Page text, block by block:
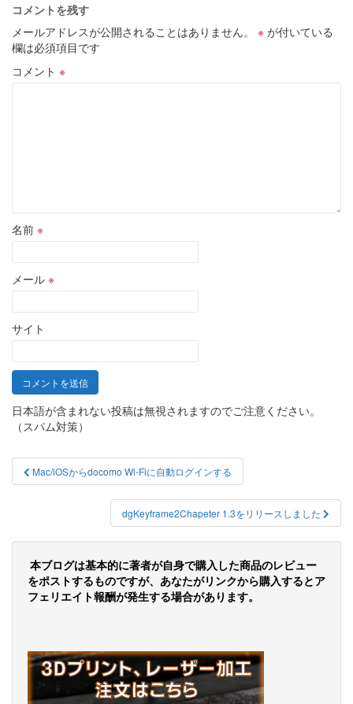
コメントを残す
メールアドレスが公開されることはありません。
※ が付いている
欄は必須項目です
コメント ※
名前 ※
メール ※
サイト
日本語が含まれない投稿は無視されますのでご注意ください。
（スパム対策）
投
稿
ビ
ゲ
ー
ョ
ン
Mac/iOSからdocomo Wi-Fiに自動ログインする
dgKeyframe2Chapeter 1.3をリリースしました
本ブログは基本的に著者が自身で購入した商品のレビュー
をポストするものですが、あなたがリンクから購入するとア
フェリエイト報酬が発生する場合があります。